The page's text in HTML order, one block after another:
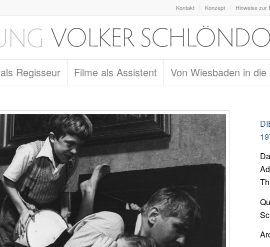
Kontakt Konzept Hinweise zur
Regisseur Filme als Assistent Von Wiesbaden in die